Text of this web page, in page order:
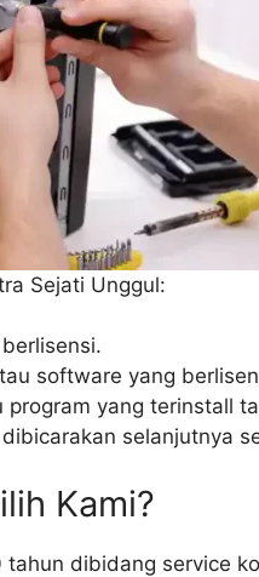
Sejati Unggul:
software yang
yang terinstall
selanjutnya
Kami?
dibidang service